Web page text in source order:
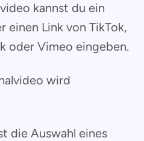
kannst du ein
einen Link von TikTok,
oder Vimeo eingeben.
wird
die Auswahl eines